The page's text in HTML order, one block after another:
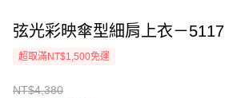
弦光彩映傘型細肩上衣－5117
超取滿NT$1,500免運
NT$4,380